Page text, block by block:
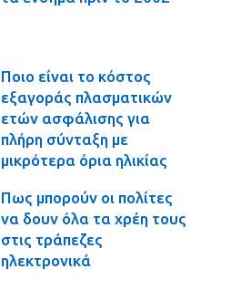
Ποιο είναι το κόστος
εξαγοράς πλασματικών
ετών ασφάλισης για
πλήρη σύνταξη με
μικρότερα όρια ηλικίας
Πως μπορούν οι πολίτες
να δουν όλα τα χρέη τους
στις τράπεζες
ηλεκτρονικά